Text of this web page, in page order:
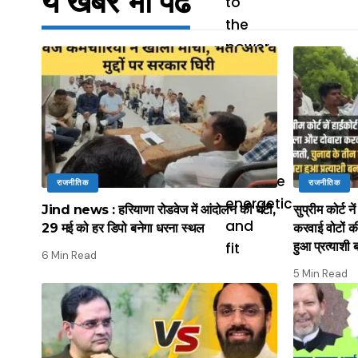
राजनीतिक
Jind news : हरियाणा रोडवेज में आंदोलन की घंटी,
29 मई को हर डिपो बनेगा धरना स्थल
6 Min Read
राजनीतिक
सुप्रीम कोर्ट
करवाई वोटों
हुआ प्रत्याशी
5 Min Read